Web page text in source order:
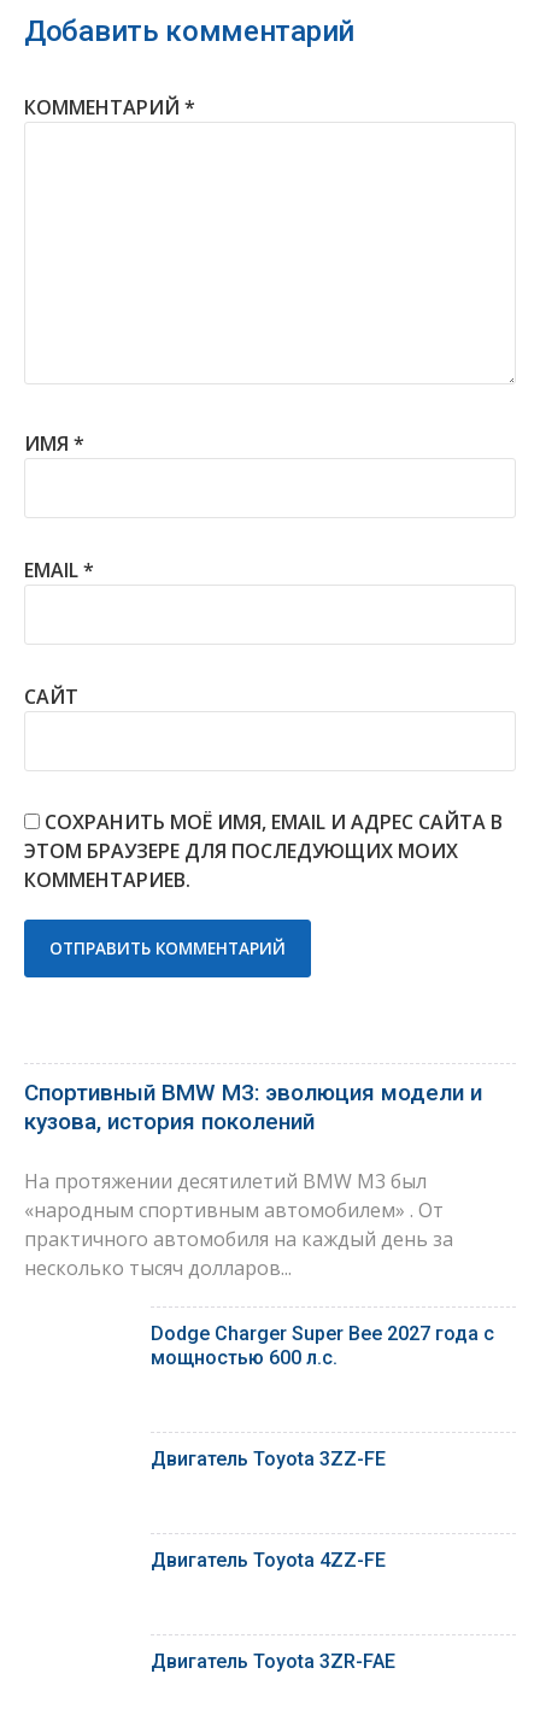
Добавить комментарий
КОММЕНТАРИЙ *
ИМЯ *
EMAIL*
САЙТ
СОХРАНИТЬ МОЁ ИМЯ, EMAIL И АДРЕС САЙТА В
ЭТОМ БРАУЗЕРЕ ДЛЯ ПОСЛЕДУЮЩИХ МОИХ
КОММЕНТАРИЕВ.
Спортивный BMW M3: эволюция модели и
кузова, история поколений
На протяжении десятилетий BMW M3 был
«народным спортивным автомобилем» . От
практичного автомобиля на каждый день за
несколько тысяч долларов...
Dodge Charger Super Bee 2027 года с
мощностью 600 л.с.
Двигатель Toyota 3ZZ-FE
Двигатель Toyota 4ZZ-FE
Двигатель Toyota 3ZR-FAE